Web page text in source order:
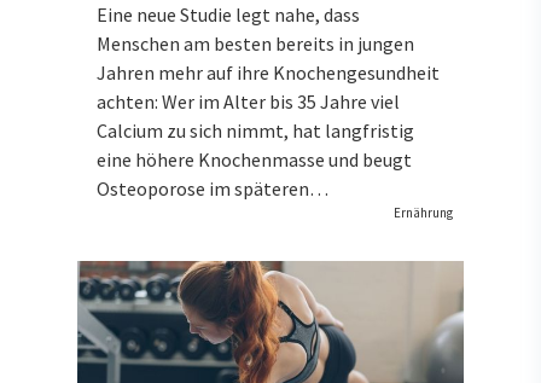
Eine neue Studie legt nahe, dass
Menschen am besten bereits in jungen
Jahren mehr auf ihre Knochengesundheit
achten: Wer im Alter bis 35 Jahre viel
Calcium zu sich nimmt, hat langfristig
eine höhere Knochenmasse und beugt
Osteoporose im späteren…
Ernährung